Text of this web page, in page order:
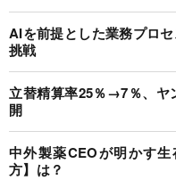
AIを前提とした業務プロ
挑戦
立替精算率25％→7％、ヤ
開
中外製薬CEOが明かす
方】は？